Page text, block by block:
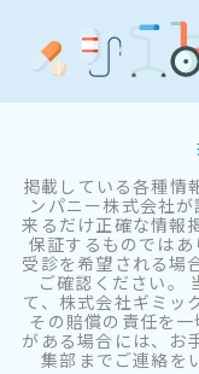
掲載している各種情
ンパニー株式会社
来るだけ正確な情報
保証するものでは
受診を希望される場
ご確認ください。
て、株式会社ギミッ
その賠償の責任を
がある場合には、お
集部までご連絡を